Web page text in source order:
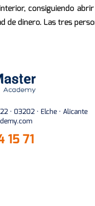
consiguiendo
de dinero. Las tres
· 03202 · Elche · Alicante
15 71